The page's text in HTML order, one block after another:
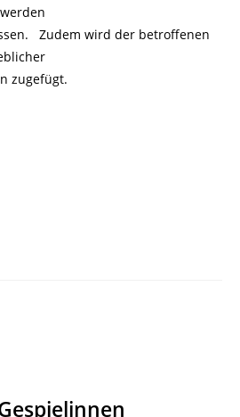
Zudem wird der betroffenen
zugefügt.